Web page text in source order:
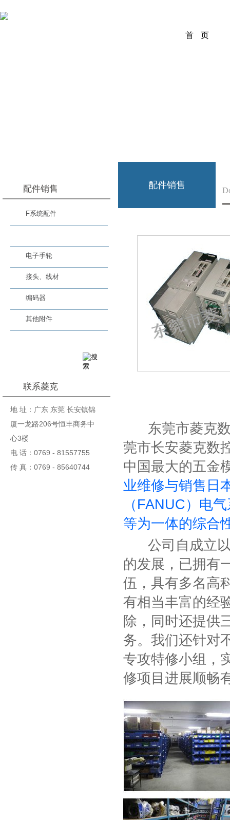
首 页
配件销售
F系统配件
电子手轮
接头、线材
编码器
其他附件
联系菱克
地 址：广东 东莞 长安镇锦
厦一龙路206号恒丰商务中
心3楼
电 话：0769 - 81557755
传 真：0769 - 85640744
配件销售
东莞市菱克数
莞市长安菱克数
中国最大的五
业维修与销售日
（FANUC）电
等为一体的综合
公司自成立以
的发展，已拥有
伍，具有多名高
有相当丰富的经
除，同时还提供
务。我们还针对
专攻特修小组，
修项目进展顺畅